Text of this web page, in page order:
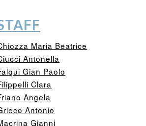
Maria Beatrice
Antonella
Gian Paolo
Clara
Angela
Antonio
Gianni